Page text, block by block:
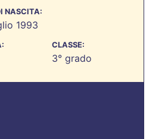
NASCITA:
1993
CLASSE:
3° grado